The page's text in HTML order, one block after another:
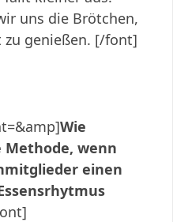
uns die Brötchen,
genießen. [/font]
Wie
wenn
einen